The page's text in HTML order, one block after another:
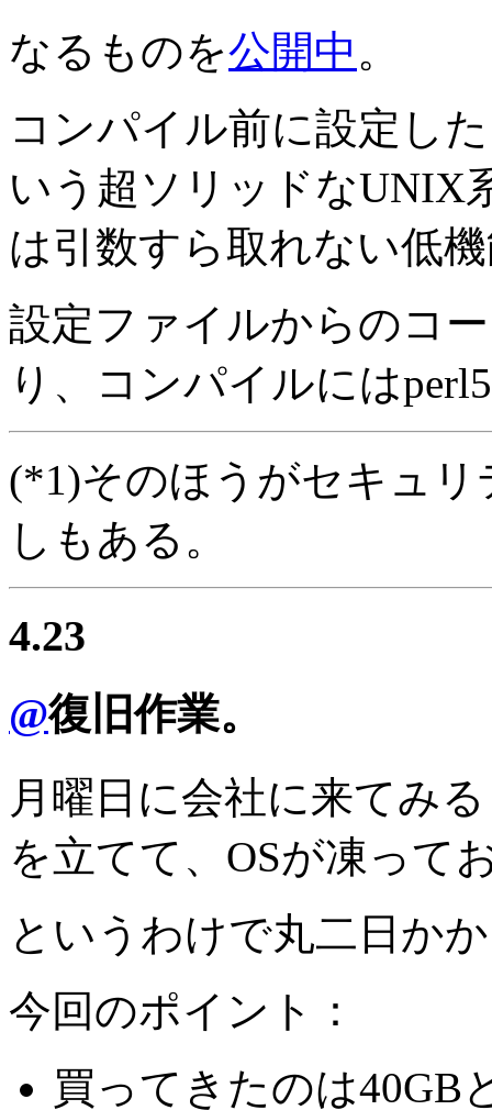
なるものを公開中 。
コンパイル前に設定し
いう超ソリッドなUNIX
は引数すら取れない低
設定ファイルからのコ
り、コンパイルには
(*1)そのほうがセキュ
しもある。
4.23
@復旧作業。
月曜日に会社に来てみ
を立てて、OSが凍って
というわけで丸二日か
今回のポイント：
買ってきたのは40GB